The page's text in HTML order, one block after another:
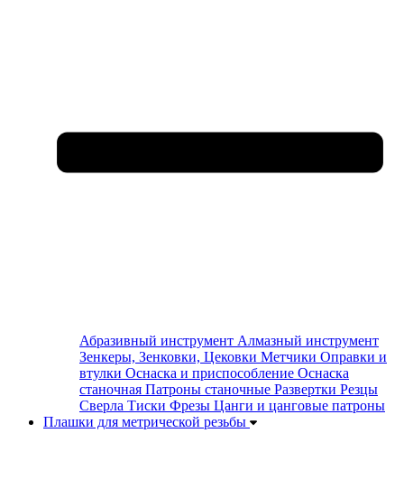
Абразивный инструмент Алмазный инструмент
Зенкеры, Зенковки, Цековки Метчики Оправки и
втулки Оснаска и приспособление Оснаска
станочная Патроны станочные Развертки Резцы
Сверла Тиски Фрезы Цанги и цанговые патроны
Плашки для метрической резьбы